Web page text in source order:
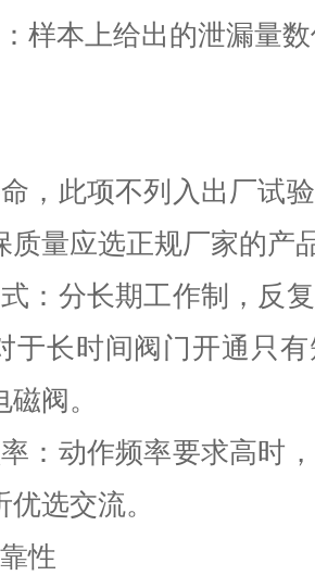
样本上给出的泄漏量
，此项不列入出厂试
质量应选正规厂家的产
：分长期工作制，反
于长时间阀门开通只
阀。
：动作频率要求高时
选交流。
性